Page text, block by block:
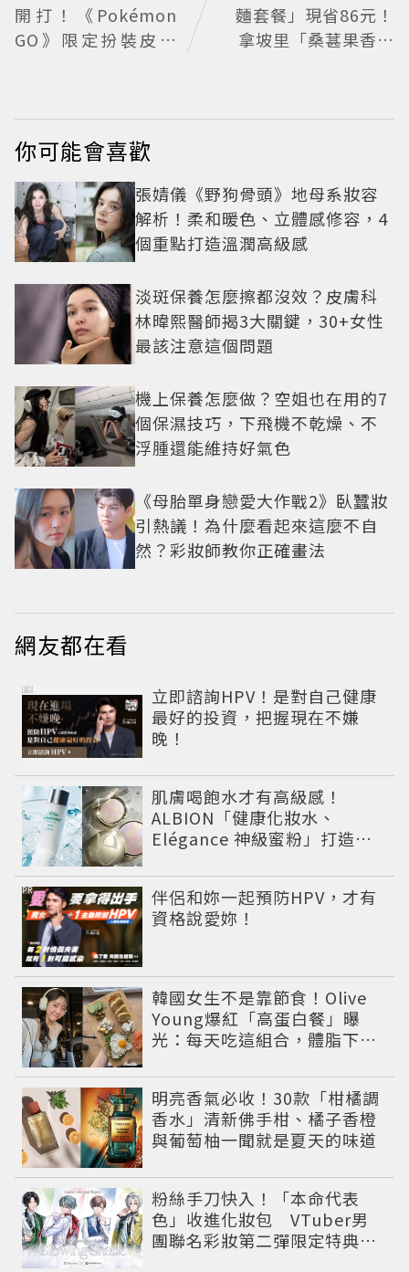
開打！《Pokémon
GO》限定扮裝皮卡
麵套餐」現省86元！
拿坡里「桑葚果香蛋
你可能會喜歡
張婧儀《野狗骨頭》地母系妝容
解析！柔和暖色、立體感修容，4
個重點打造溫潤高級感
淡斑保養怎麼擦都沒效？皮膚科
林暐熙醫師揭3大關鍵，30+女性
最該注意這個問題
機上保養怎麼做？空姐也在用的7
個保濕技巧，下飛機不乾燥、不
浮腫還能維持好氣色
《母胎單身戀愛大作戰2》臥蠶妝
引熱議！為什麼看起來這麼不自
然？彩妝師教你正確畫法
網友都在看
立即諮詢HPV！是對自己健康
最好的投資，把握現在不嫌
晚！
PR
肌膚喝飽水才有高級感！
ALBION「健康化妝水、
Elégance 神級蜜粉」打造今
伴侶和妳一起預防HPV，才有
資格說愛妳！
PR
韓國女生不是靠節食！Olive
Young爆紅「高蛋白餐」曝
光：每天吃這組合，體脂下降
明亮香氣必收！30款「柑橘調
香水」清新佛手柑、橘子香橙
與葡萄柚一聞就是夏天的味道
粉絲手刀快入！「本命代表
色」收進化妝包 VTuber男
團聯名彩妝第二彈限定特典登